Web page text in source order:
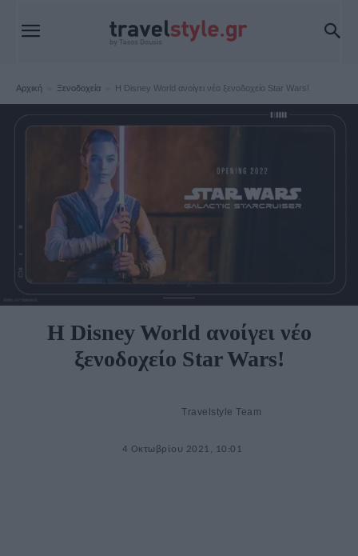
Αρχική Ξενοδοχεία H Disney World ανοίγει νέο ξενοδοχείο Star Wars!
Ξενοδοχεία
H Disney World ανοίγει νέο
ξενοδοχείο Star Wars!
Travelstyle Team
4 Οκτωβρίου 2021, 10:01